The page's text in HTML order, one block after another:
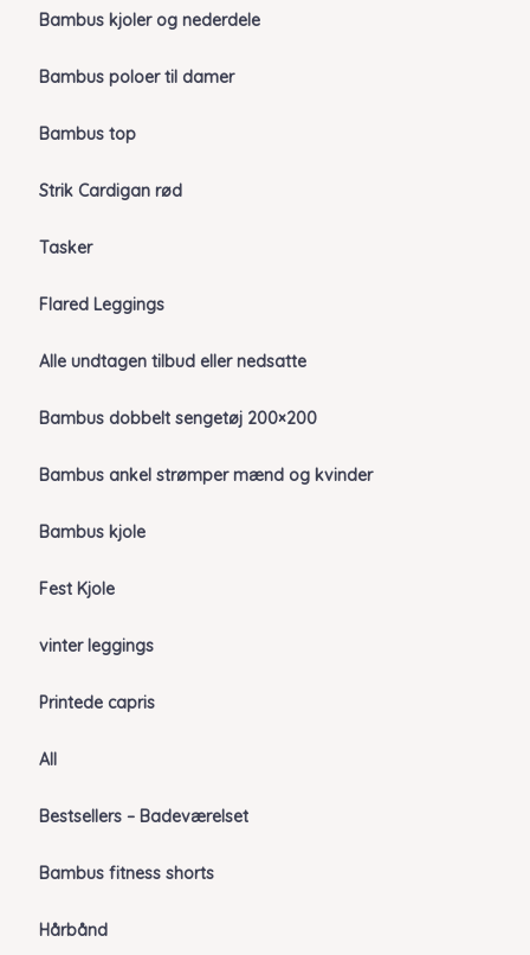
Bambus kjoler og nederdele
Bambus poloer til damer
Bambus top
Strik Cardigan rød
Tasker
Flared Leggings
Alle undtagen tilbud eller nedsatte
Bambus dobbelt sengetøj 200×200
Bambus ankel strømper mænd og kvinder
Bambus kjole
Fest Kjole
vinter leggings
Printede capris
All
Bestsellers – Badeværelset
Bambus fitness shorts
Hårbånd